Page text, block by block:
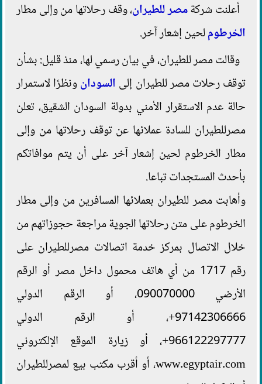
أعلنت شركةمصر للطيران، وقف رحلاتها من وإلى مطار
الخرطوملحين إشعار آخر.
وقالت مصر للطيران، في بيان رسمي لها، منذ قليل: بشأن
توقف رحلات مصر للطيران إلى السودانونظرًا لاستمرار
حالة عدم الاستقرار الأمني بدولة السودان الشقيق، تعلن
مصرللطيران للسادة عملائها عن توقف رحلاتها من وإلى
مطار الخرطوم لحين إشعار آخر على أن يتم موافاتكم
بأحدث المستجدات تباعا.
وأهابت مصر للطيران بعملائها المسافرين من وإلى مطار
الخرطوم على متن رحلاتها الجوية مراجعة حجوزاتهم من
خلال الاتصال بمركز خدمة اتصالات مصرللطيران على
رقم 1717 من أي هاتف محمول داخل مصر أو الرقم
الأرضي 090070000، أو الرقم الدولي
97142306666+، أو الرقم الدولي
966122297777+، أو زيارة الموقع الإلكتروني
www.egyptair.com، أو أقرب مكتب بيع لمصرللطيران